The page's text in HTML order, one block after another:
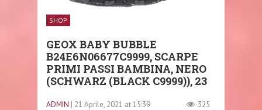
SHOP
GEOX BABY BUBBLE
B24E6N06677C9999, SCARPE
PRIMI PASSI BAMBINA, NERO
(SCHWARZ (BLACK C9999)), 23
ADMIN | 21 Aprile, 2021 at 15:39 325